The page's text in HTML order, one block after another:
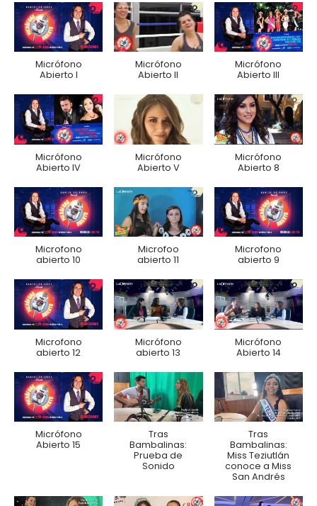
Micrófono
Abierto I
Micrófono
Abierto II
Micrófono
Abierto III
Micrófono
Abierto IV
Micrófono
Abierto V
Micrófono
Abierto 8
Microfono
abierto 10
Microfoo
abierto 11
Microfono
abierto 9
Microfono
abierto 12
Micrófono
abierto 13
Micrófono
Abierto 14
Micrófono
Abierto 15
Tras
Bambalinas:
Prueba de
Sonido
Tras
Bambalinas:
Miss Teziutlán
conoce a Miss
San Andrés